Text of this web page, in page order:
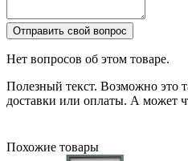
Отправить свой вопрос
Нет вопросов об этом товаре.
Полезный текст. Возможно это
доставки или оплаты. А может
Похожие товары